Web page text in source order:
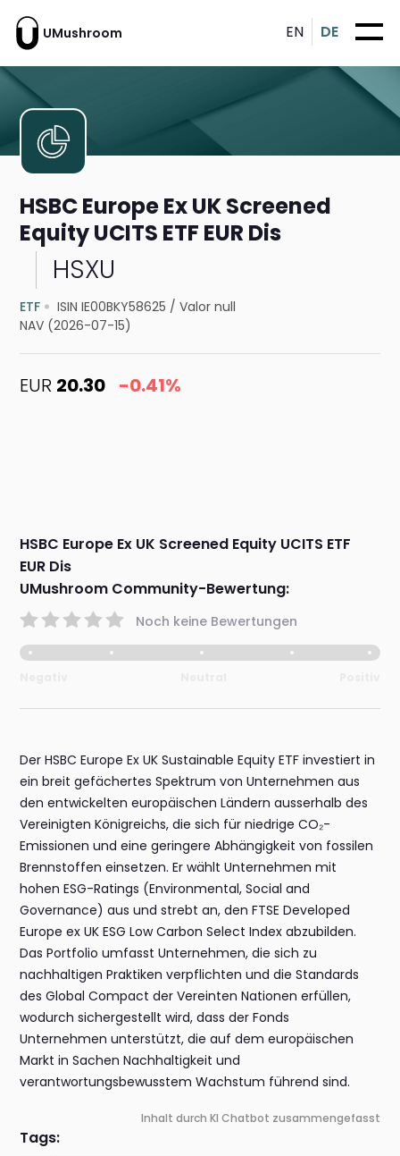
UMushroom EN DE
HSBC Europe Ex UK Screened
Equity UCITS ETF EUR Dis
HSXU
ETF ISIN IE00BKY58625 /Valor null
NAV (2026-07-15)
EUR 20.30 -0.41%
HSBC Europe Ex UK Screened Equity UCITS ETF
EUR Dis
UMushroom Community-Bewertung:
Noch keine Bewertungen
Der HSBC Europe Ex UK Sustainable Equity ETF investiert in
ein breit gefächertes Spektrum von Unternehmen aus
den entwickelten europäischen Ländern ausserhalb des
Vereinigten Königreichs, die sich für niedrige CO₂-
Emissionen und eine geringere Abhängigkeit von fossilen
Brennstoffen einsetzen. Er wählt Unternehmen mit
hohen ESG-Ratings (Environmental, Social and
Governance) aus und strebt an, den FTSE Developed
Europe ex UK ESG Low Carbon Select Index abzubilden.
Das Portfolio umfasst Unternehmen, die sich zu
nachhaltigen Praktiken verpflichten und die Standards
des Global Compact der Vereinten Nationen erfüllen,
wodurch sichergestellt wird, dass der Fonds
Unternehmen unterstützt, die auf dem europäischen
Markt in Sachen Nachhaltigkeit und
verantwortungsbewusstem Wachstum führend sind.
Inhalt durch KI Chatbot zusammengefasst
Tags: